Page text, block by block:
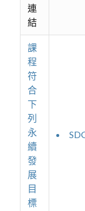
連
結
課
程
符
合
下
列
永
續
發
展
目
標